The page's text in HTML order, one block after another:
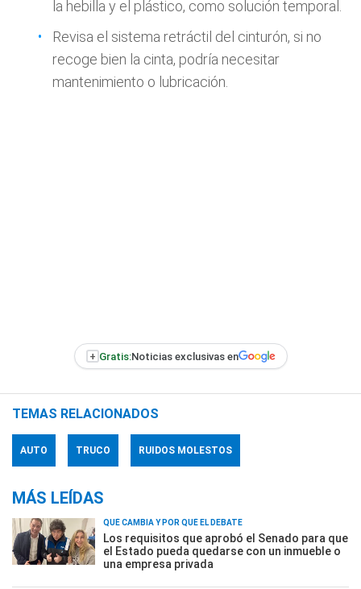
la hebilla y el plástico, como solución temporal.
Revisa el sistema retráctil del cinturón, si no
recoge bien la cinta, podría necesitar
mantenimiento o lubricación.
+ Gratis:Noticias exclusivas en
TEMAS RELACIONADOS
AUTO TRUCO RUIDOS MOLESTOS
MÁS LEÍDAS
QUÉ CAMBIA Y POR QUÉ EL DEBATE
Los requisitos que aprobó el Senado para que
el Estado pueda quedarse con un inmueble o
una empresa privada